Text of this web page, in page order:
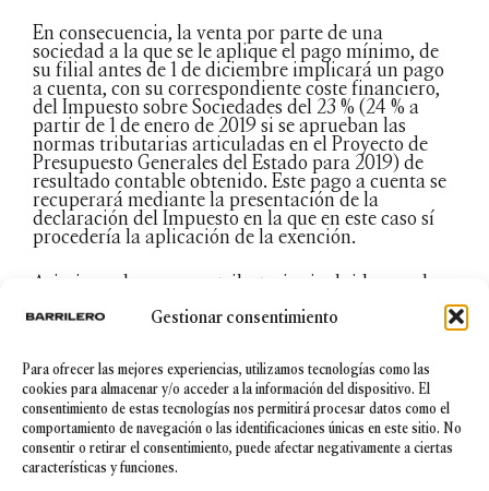
Gestionar consentimiento
Para ofrecer las mejores experiencias, utilizamos tecnologías como las
cookies para almacenar y/o acceder a la información del dispositivo. El
consentimiento de estas tecnologías nos permitirá procesar datos como el
comportamiento de navegación o las identificaciones únicas en este sitio. No
consentir o retirar el consentimiento, puede afectar negativamente a ciertas
características y funciones.
En consecuencia, la venta por parte de una
sociedad a la que se le aplique el pago mínimo, de
su filial antes de 1 de diciembre implicará un pago
a cuenta, con su correspondiente coste financiero,
del Impuesto sobre Sociedades del 23 % (24 % a
partir de 1 de enero de 2019 si se aprueban las
normas tributarias articuladas en el Proyecto de
Presupuesto Generales del Estado para 2019) de
resultado contable obtenido. Este pago a cuenta se
recuperará mediante la presentación de la
declaración del Impuesto en la que en este caso sí
procedería la aplicación de la exención.
Asimismo, las normas tributarias incluidas en el
2019 anteriormente citado, prevén una limitación
ventas de filiales, pasando la exención del 100 % al
95 %.
A pesar de esta medida, por la cual se terminará
tributando sobre un 5% de la plusvalía obtenida en
el Impuesto sobre Sociedades, sigue siendo
interesante efectuar la venta de las filiales en el mes